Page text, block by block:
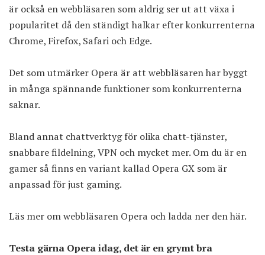
är också en webbläsaren som aldrig ser ut att växa i
popularitet då den ständigt halkar efter konkurrenterna
Chrome, Firefox, Safari och Edge.
Det som utmärker Opera är att webbläsaren har byggt
in många spännande funktioner som konkurrenterna
saknar.
Bland annat chattverktyg för olika chatt-tjänster,
snabbare fildelning, VPN och mycket mer. Om du är en
gamer så finns en variant kallad Opera GX som är
anpassad för just gaming.
Läs mer om webbläsaren Opera och ladda ner den här.
Testa gärna Opera idag, det är en grymt bra